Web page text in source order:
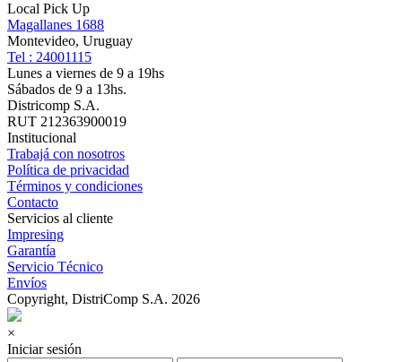
Local Pick Up
Magallanes 1688
Montevideo, Uruguay
Tel : 24001115
Lunes a viernes de 9 a 19hs
Sábados de 9 a 13hs.
Districomp S.A.
RUT 212363900019
Institucional
Trabajá con nosotros
Política de privacidad
Términos y condiciones
Contacto
Servicios al cliente
Impresing
Garantía
Servicio Técnico
Envíos
Copyright, DistriComp S.A. 2026
×
Iniciar sesión